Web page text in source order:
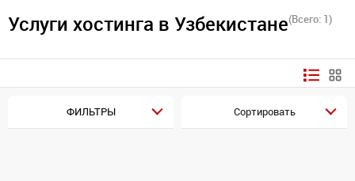
Услуги хостинга в Узбекистане(Всего: 1)
ФИЛЬТРЫ Сортировать